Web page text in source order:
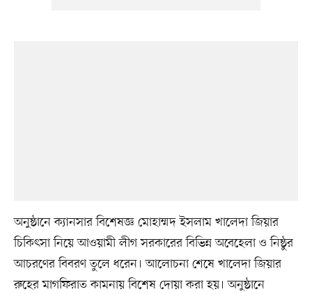
অনুষ্ঠানে ক্যানসার বিশেষজ্ঞ মোহাম্মদ ইসলাম খালেদা জিয়ার
চিকিৎসা নিয়ে আওয়ামী লীগ সরকারের বিভিন্ন অবেহেলা ও নিষ্ঠুর
আচরণের বিবরণ তুলে ধরেন। আলোচনা শেষে খালেদা জিয়ার
রুহের মাগফিরাত কামনায় বিশেষ দোয়া করা হয়। অনুষ্ঠানে